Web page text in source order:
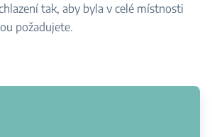
tak, aby byla v celé místnosti
požadujete.